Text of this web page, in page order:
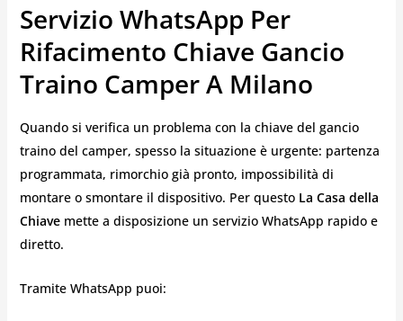
Servizio WhatsApp Per
Rifacimento Chiave Gancio
Traino Camper A Milano
Quando si verifica un problema con la chiave del gancio
traino del camper, spesso la situazione è urgente: partenza
programmata, rimorchio già pronto, impossibilità di
montare o smontare il dispositivo. Per questo La Casa della
Chiavemette a disposizione un servizio WhatsApp rapido e
diretto.
Tramite WhatsApp puoi: